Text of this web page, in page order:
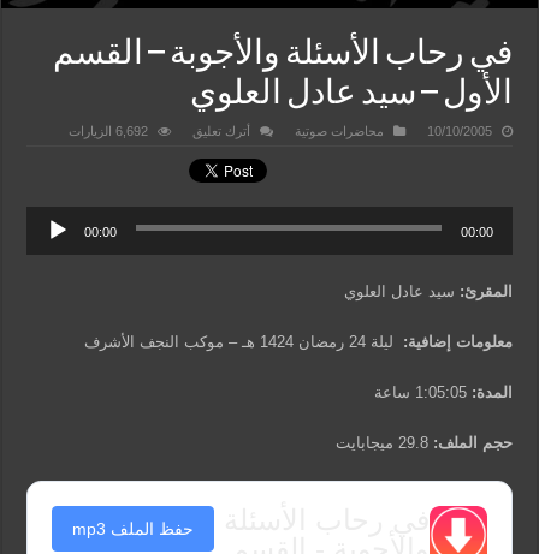
في رحاب الأسئلة والأجوبة – القسم
الأول – سيد عادل العلوي
10/10/2005 محاضرات صوتية أترك تعليق 6,692 الزيارات
00:00 00:00
المقرئ: سيد عادل العلوي
معلومات إضافية: ليلة 24 رمضان 1424 هـ – موكب النجف الأشرف
المدة: 1:05:05 ساعة
حجم الملف: 29.8 ميجابايت
حفظ الملف mp3